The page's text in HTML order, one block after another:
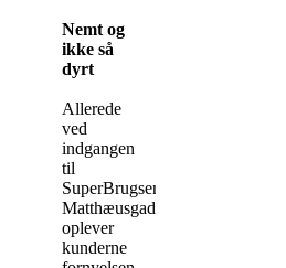
Nemt og
ikke så
dyrt
Allerede
ved
indgangen
til
SuperBrugsen
Matthæusgade
oplever
kunderne